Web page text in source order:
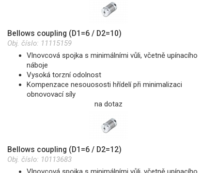
Bellows coupling (D1=6 / D2=10)
Obj. číslo: 11115159
Vlnovcová spojka s minimálními vůli, včetně upínacího
náboje
Vysoká torzní odolnost
Kompenzace nesouososti hřídelí při minimalizaci
obnovovací síly
na dotaz
Bellows coupling (D1=6 / D2=12)
Obj. číslo: 10113683